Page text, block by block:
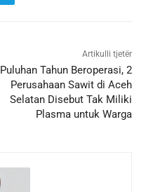
Artikulli tjetër
Puluhan Tahun Beroperasi, 2
Perusahaan Sawit di Aceh
Selatan Disebut Tak Miliki
Plasma untuk Warga